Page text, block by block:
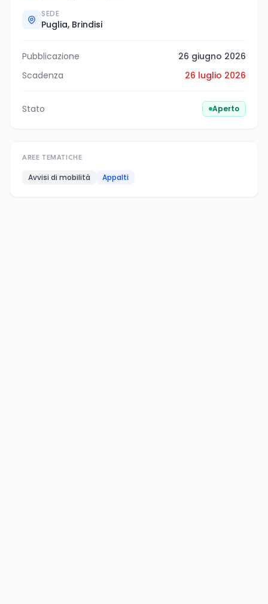
SEDE
Puglia, Brindisi
Pubblicazione
26 giugno 2026
Scadenza
26 luglio 2026
Stato Aperto
AREE TEMATICHE
Avvisi di mobilità Appalti